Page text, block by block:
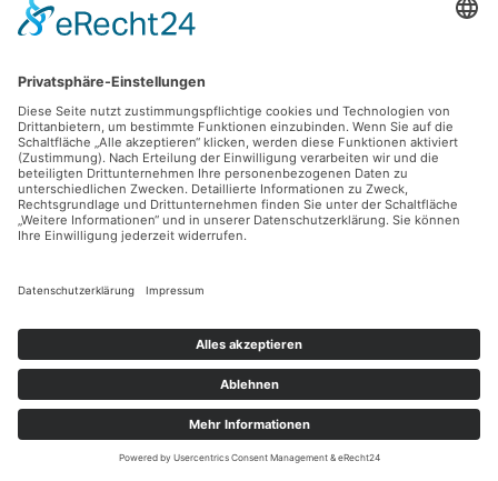
Produkte & Dienstleistungen
Tipps & Tricks
Travel
Kappadokiens verborgene Wunder abseits der
Touristenpfade
Der entscheidende Start: Wie deine Pflanzen von
Anfang an stark wachsen